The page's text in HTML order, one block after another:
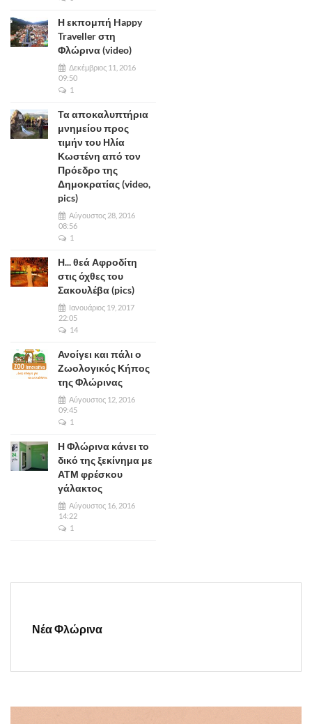
Η εκπομπή Happy
Traveller στη
Φλώρινα (video)
Δεκέμβριος 11, 2016
09:50
1
Τα αποκαλυπτήρια
μνημείου προς
τιμήν του Ηλία
Κωστένη από τον
Πρόεδρο της
Δημοκρατίας (video,
pics)
Αύγουστος 28, 2016
08:56
1
Η... θεά Αφροδίτη
στις όχθες του
Σακουλέβα (pics)
Ιανουάριος 19, 2017
22:05
14
Ανοίγει και πάλι ο
Ζωολογικός Κήπος
της Φλώρινας
Αύγουστος 12, 2016
09:45
1
Η Φλώρινα κάνει το
δικό της ξεκίνημα με
ΑΤΜ φρέσκου
γάλακτος
Αύγουστος 16, 2016
14:22
1
Νέα Φλώρινα